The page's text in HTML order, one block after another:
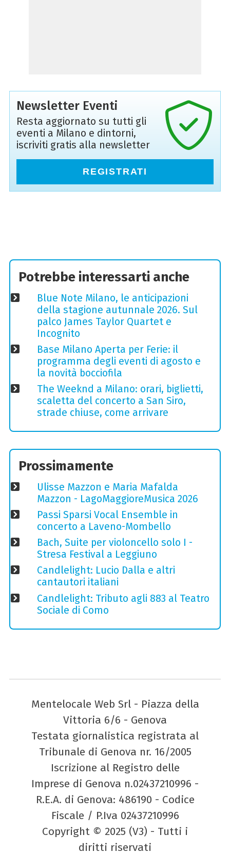
Newsletter Eventi
Resta aggiornato su tutti gli
eventi a Milano e dintorni,
iscriviti gratis alla newsletter
REGISTRATI
Potrebbe interessarti anche
Blue Note Milano, le anticipazioni
della stagione autunnale 2026. Sul
palco James Taylor Quartet e
Incognito
Base Milano Aperta per Ferie: il
programma degli eventi di agosto e
la novità bocciofila
The Weeknd a Milano: orari, biglietti,
scaletta del concerto a San Siro,
strade chiuse, come arrivare
Prossimamente
Ulisse Mazzon e Maria Mafalda
Mazzon - LagoMaggioreMusica 2026
Passi Sparsi Vocal Ensemble in
concerto a Laveno-Mombello
Bach, Suite per violoncello solo I -
Stresa Festival a Leggiuno
Candlelight: Lucio Dalla e altri
cantautori italiani
Candlelight: Tributo agli 883 al Teatro
Sociale di Como
Mentelocale Web Srl - Piazza della
Vittoria 6/6 - Genova
Testata giornalistica registrata al
Tribunale di Genova nr. 16/2005
Iscrizione al Registro delle
Imprese di Genova n.02437210996 -
R.E.A. di Genova: 486190 - Codice
Fiscale / P.Iva 02437210996
Copyright © 2025 (V3) - Tutti i
diritti riservati